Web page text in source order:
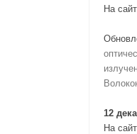
На
12
На